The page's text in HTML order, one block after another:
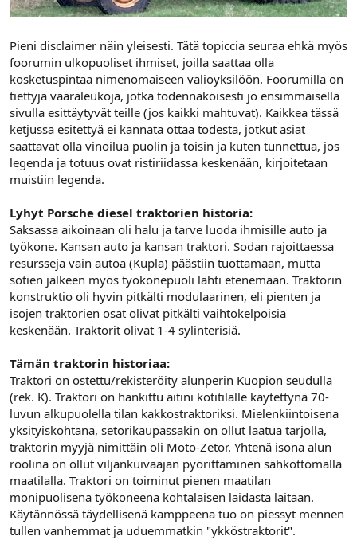
Pieni disclaimer näin yleisesti. Tätä topiccia seuraa ehkä myös
foorumin ulkopuoliset ihmiset, joilla saattaa olla
kosketuspintaa nimenomaiseen valioyksilöön. Foorumilla on
tiettyjä vääräleukoja, jotka todennäköisesti jo ensimmäisellä
sivulla esittäytyvät teille (jos kaikki mahtuvat). Kaikkea tässä
ketjussa esitettyä ei kannata ottaa todesta, jotkut asiat
saattavat olla vinoilua puolin ja toisin ja kuten tunnettua, jos
legenda ja totuus ovat ristiriidassa keskenään, kirjoitetaan
muistiin legenda.
Lyhyt Porsche diesel traktorien historia:
Saksassa aikoinaan oli halu ja tarve luoda ihmisille auto ja
työkone. Kansan auto ja kansan traktori. Sodan rajoittaessa
resursseja vain autoa (Kupla) päästiin tuottamaan, mutta
sotien jälkeen myös työkonepuoli lähti etenemään. Traktorin
konstruktio oli hyvin pitkälti modulaarinen, eli pienten ja
isojen traktorien osat olivat pitkälti vaihtokelpoisia
keskenään. Traktorit olivat 1-4 sylinterisiä.
Tämän traktorin historiaa:
Traktori on ostettu/rekisteröity alunperin Kuopion seudulla
(rek. K). Traktori on hankittu äitini kotitilalle käytettynä 70-
luvun alkupuolella tilan kakkostraktoriksi. Mielenkiintoisena
yksityiskohtana, setorikaupassakin on ollut laatua tarjolla,
traktorin myyjä nimittäin oli Moto-Zetor. Yhtenä isona alun
roolina on ollut viljankuivaajan pyörittäminen sähköttömällä
maatilalla. Traktori on toiminut pienen maatilan
monipuolisena työkoneena kohtalaisen laidasta laitaan.
Käytännössä täydellisenä kamppeena tuo on piessyt mennen
tullen vanhemmat ja uduemmatkin "ykköstraktorit".